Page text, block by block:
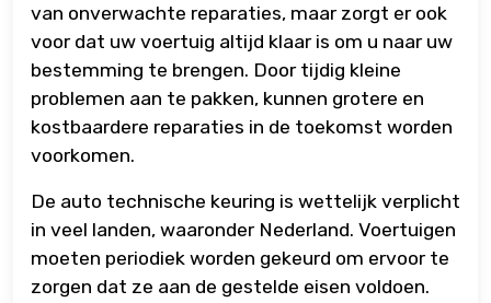
van onverwachte reparaties, maar zorgt er ook
voor dat uw voertuig altijd klaar is om u naar uw
bestemming te brengen. Door tijdig kleine
problemen aan te pakken, kunnen grotere en
kostbaardere reparaties in de toekomst worden
voorkomen.
De auto technische keuring is wettelijk verplicht
in veel landen, waaronder Nederland. Voertuigen
moeten periodiek worden gekeurd om ervoor te
zorgen dat ze aan de gestelde eisen voldoen.